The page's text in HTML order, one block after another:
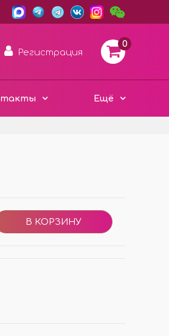
Регистрация
0
Ещё